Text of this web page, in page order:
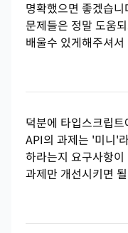
명확했으면 좋겠습
문제들은 정말 도움
배울수 있게해주셔서
덕분에 타입스크립
API의 과제는 '미니'
하라는지 요구사항
과제만 개선시키면